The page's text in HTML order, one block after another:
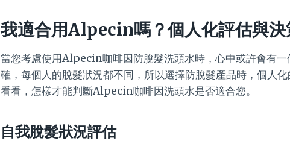
我適合用Alpecin嗎？個人化評估與決
當您考慮使用Alpecin咖啡因防脫髮洗頭水時，心中或許會有
確，每個人的脫髮狀況都不同，所以選擇防脫髮產品時，個人
看看，怎樣才能判斷Alpecin咖啡因洗頭水是否適合您。
自我脫髮狀況評估